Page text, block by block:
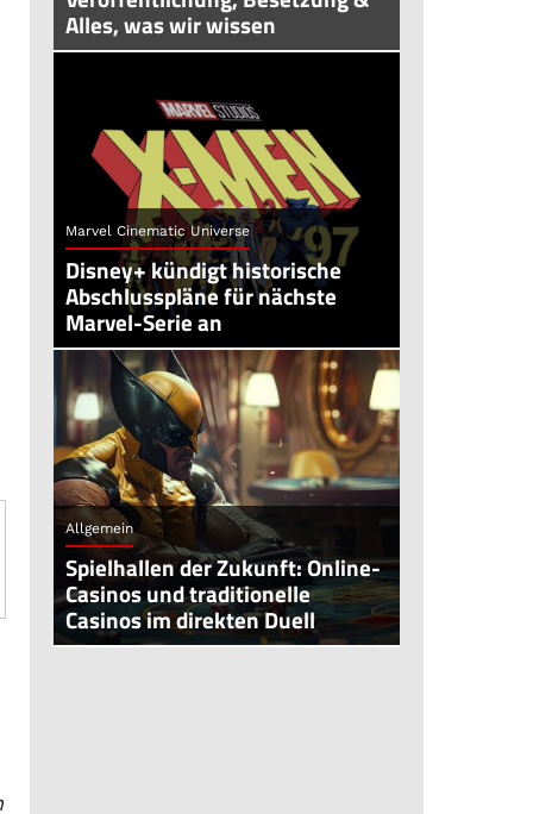
Alles, was wir wissen
Marvel Cinematic Universe
Disney+ kündigt historische
Abschlusspläne für nächste
Marvel-Serie an
Allgemein
Spielhallen der Zukunft: Online-
Casinos und traditionelle
Casinos im direkten Duell